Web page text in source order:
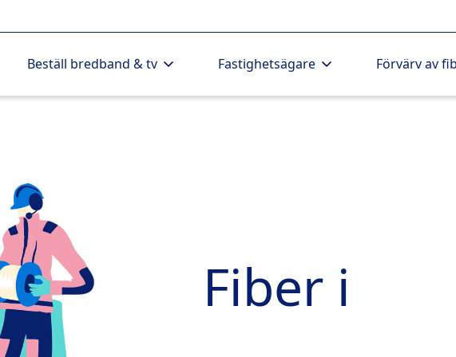
Beställ bredband & tv Fastighetsägare Förvärv av
Fiber i